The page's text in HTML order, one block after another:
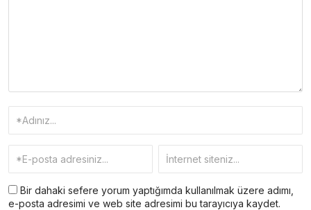
Bir dahaki sefere yorum yaptığımda kullanılmak üzere adımı,
e-posta adresimi ve web site adresimi bu tarayıcıya kaydet.